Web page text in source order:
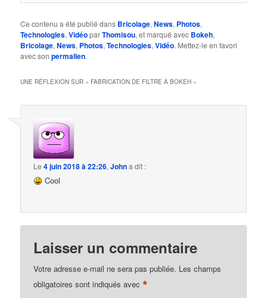
Ce contenu a été publié dans Bricolage,News, Photos,
Technologies,VidéoparThomisou, et marqué avec Bokeh,
Bricolage,News, Photos,Technologies,Vidéo. Mettez-le en favori
avec sonpermalien.
UNE RÉFLEXION SUR « FABRICATION DE FILTRE À BOKEH »
Le4 juin 2018 à 22:26,Johna dit :
Cool
Laisser un commentaire
Votre adresse e-mail ne sera pas publiée. Les champs
obligatoires sont indiqués avec*